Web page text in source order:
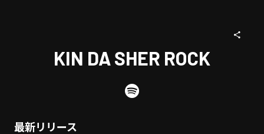
KIN DA SHER ROCK
最新リリース